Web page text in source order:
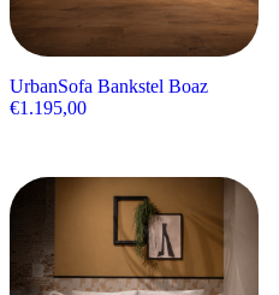
UrbanSofa Bankstel Boaz
€1.195,00